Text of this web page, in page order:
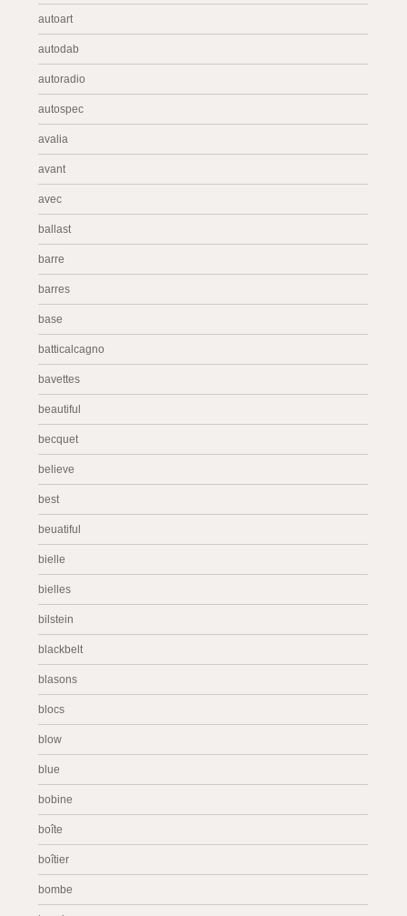
autoart
autodab
autoradio
autospec
avalia
avant
avec
ballast
barre
barres
base
batticalcagno
bavettes
beautiful
becquet
believe
best
beuatiful
bielle
bielles
bilstein
blackbelt
blasons
blocs
blow
blue
bobine
boîte
boîtier
bombe